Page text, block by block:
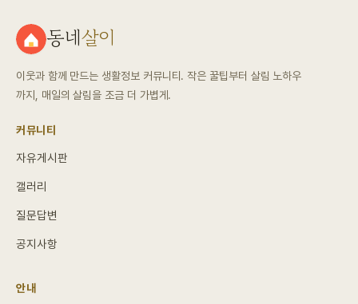
동네살이
이웃과 함께 만드는 생활정보 커뮤니티. 작은 꿀팁부터 살림 노하우
까지, 매일의 살림을 조금 더 가볍게.
커뮤니티
자유게시판
갤러리
질문답변
공지사항
안내